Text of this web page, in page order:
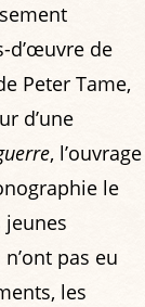
d’œuvre de
Peter Tame,
d’une
, l’ouvrage
le
jeunes
pas eu
les